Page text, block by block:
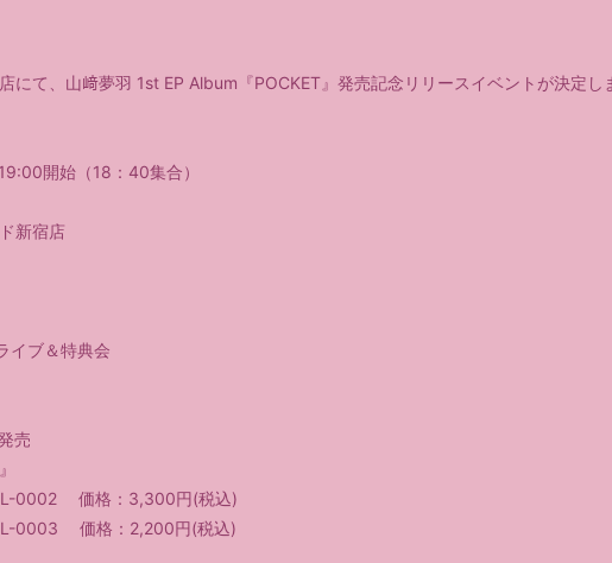
にて、山﨑夢羽 1st EP Album『POCKET』発売記念リリースイベントが決定し
開始（18：40集合）
新宿店
イブ＆特典会
売
0002 価格：3,300円(税込)
0003 価格：2,200円(税込)